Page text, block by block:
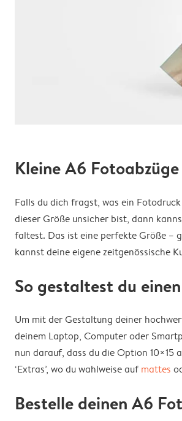
Kleine A6 Fotoabzüge
Falls du dich fragst, was ein
dieser Größe unsicher bist, dann
faltest. Das ist eine perfekte Größe –
kannst deine eigene zeitgenössische
So gestaltest du
Um mit der Gestaltung deiner
deinem Laptop, Computer oder
nun darauf, dass du die Option 10×15
‘Extras’, wo du wahlweise aufmattes
Bestelle deinen A6